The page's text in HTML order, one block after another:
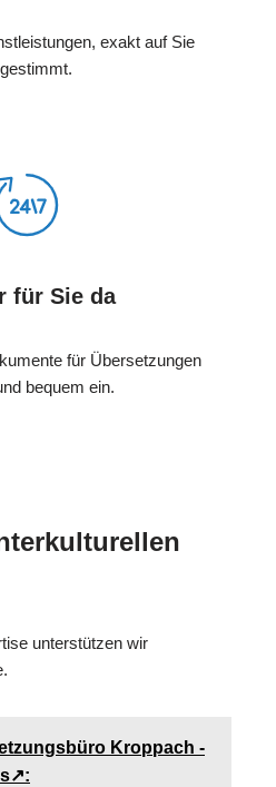
exakt auf Sie
für Sie da
für Übersetzungen
bequem ein.
unterstützen wir
Kroppach -